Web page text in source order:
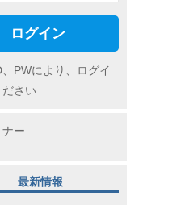
ログイン
PWにより、ログイ
ださい
ー
最新情報